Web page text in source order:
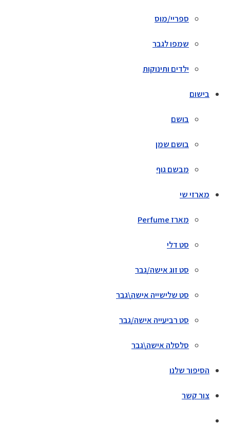
ספריי/מוס
שמפו לגבר
ילדים ותינוקות
בישום
בושם
בושם שמן
מבשם גוף
מארזי שי
מארז Perfume
סט דלי
סט זוג אישה/גבר
סט שלישייה אישה\גבר
סט רביעייה אישה/גבר
סלסלה אישה\גבר
הסיפור שלנו
צור קשר